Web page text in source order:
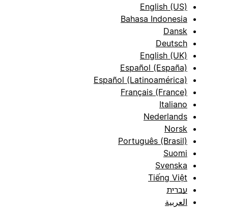
English (US)
Bahasa Indonesia
Dansk
Deutsch
English (UK)
Español (España)
Español (Latinoamérica)
Français (France)
Italiano
Nederlands
Norsk
Português (Brasil)
Suomi
Svenska
Tiếng Việt
עברית
العربية